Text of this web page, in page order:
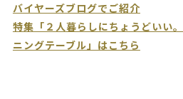
バイヤーズブログでご紹介
特集「２人暮らしにちょうどいい
ニングテーブル」はこちら